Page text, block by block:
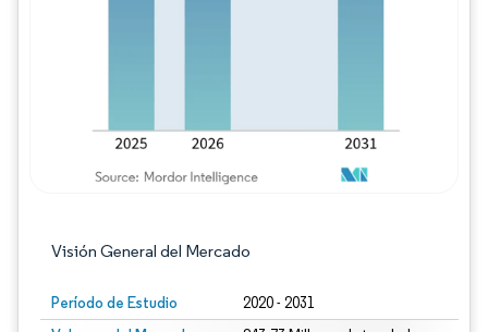
Visión General del Mercado
Período de Estudio 2020 - 2031